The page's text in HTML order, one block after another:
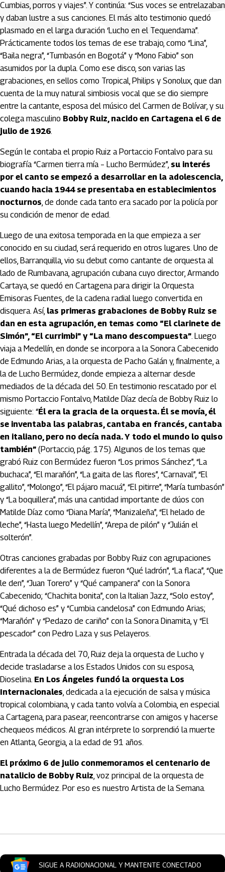
Cumbias, porros y viajes”. Y continúa: “Sus voces se entrelazaban
y daban lustre a sus canciones. El más alto testimonio quedó
plasmado en el larga duración ‘Lucho en el Tequendama”.
Prácticamente todos los temas de ese trabajo, como “Lina”,
“Baila negra”, “Tumbasón en Bogotá” y “Mono Fabio” son
asumidos por la dupla. Como ese disco, son varias las
grabaciones, en sellos como Tropical, Philips y Sonolux, que dan
cuenta de la muy natural simbiosis vocal que se dio siempre
entre la cantante, esposa del músico del Carmen de Bolívar, y su
colega masculino Bobby Ruiz, nacido en Cartagena el 6 de
julio de 1926.
Según le contaba el propio Ruiz a Portaccio Fontalvo para su
biografía “Carmen tierra mía – Lucho Bermúdez”, su interés
por el canto se empezó a desarrollar en la adolescencia,
cuando hacia 1944 se presentaba en establecimientos
nocturnos, de donde cada tanto era sacado por la policía por
su condición de menor de edad.
Luego de una exitosa temporada en la que empieza a ser
conocido en su ciudad, será requerido en otros lugares. Uno de
ellos, Barranquilla, vio su debut como cantante de orquesta al
lado de Rumbavana, agrupación cubana cuyo director, Armando
Cartaya, se quedó en Cartagena para dirigir la Orquesta
Emisoras Fuentes, de la cadena radial luego convertida en
disquera. Así, las primeras grabaciones de Bobby Ruiz se
dan en esta agrupación, en temas como “El clarinete de
Simón”, “El currimbi” y “La mano descompuesta”. Luego
viaja a Medellín, en donde se incorpora a la Sonora Cabecenido
de Edmundo Arias, a la orquesta de Pacho Galán y, finalmente, a
la de Lucho Bermúdez, donde empieza a alternar desde
mediados de la década del 50. En testimonio rescatado por el
mismo Portaccio Fontalvo, Matilde Díaz decía de Bobby Ruiz lo
siguiente: “Él era la gracia de la orquesta. Él se movía, él
se inventaba las palabras, cantaba en francés, cantaba
en italiano, pero no decía nada. Y todo el mundo lo quiso
también” (Portaccio, pág. 175). Algunos de los temas que
grabó Ruiz con Bermúdez fueron “Los primos Sánchez”, “La
buchaca”, “El marañón”, “La gaita de las flores”, “Carnaval”, “El
gallito”, “Molongo”, “El pájaro macuá”, “El pitirre”, “María tumbasón”
y “La boquillera”, más una cantidad importante de dúos con
Matilde Díaz como “Diana María”, “Manizaleña”, “El helado de
leche”, “Hasta luego Medellín”, “Arepa de pilón” y “Julián el
solterón”.
Otras canciones grabadas por Bobby Ruiz con agrupaciones
diferentes a la de Bermúdez fueron “Qué ladrón”, “La flaca”, “Que
le den”, “Juan Torero” y “Qué campanera” con la Sonora
Cabecenido; “Chachita bonita”, con la Italian Jazz, “Solo estoy”,
“Qué dichoso es” y “Cumbia candelosa” con Edmundo Arias;
“Marañón” y “Pedazo de cariño” con la Sonora Dinamita, y “El
pescador” con Pedro Laza y sus Pelayeros.
Entrada la década del 70, Ruiz deja la orquesta de Lucho y
decide trasladarse a los Estados Unidos con su esposa,
Dioselina. En Los Ángeles fundó la orquesta Los
Internacionales, dedicada a la ejecución de salsa y música
tropical colombiana, y cada tanto volvía a Colombia, en especial
a Cartagena, para pasear, reencontrarse con amigos y hacerse
chequeos médicos. Al gran intérprete lo sorprendió la muerte
en Atlanta, Georgia, a la edad de 91 años.
El próximo 6 de julio conmemoramos el centenario de
natalicio de Bobby Ruiz, voz principal de la orquesta de
Lucho Bermúdez. Por eso es nuestro Artista de la Semana.
SIGUE A RADIONACIONAL Y MANTENTE CONECTADO